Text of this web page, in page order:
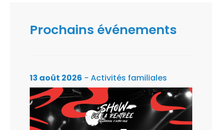
Prochains événements
13 août 2026 - Activités familiales